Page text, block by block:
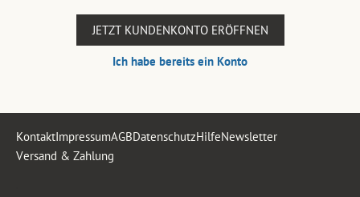
JETZT KUNDENKONTO ERÖFFNEN
Ich habe bereits ein Konto
KontaktImpressumAGBDatenschutzHilfeNewsletter
Versand & Zahlung